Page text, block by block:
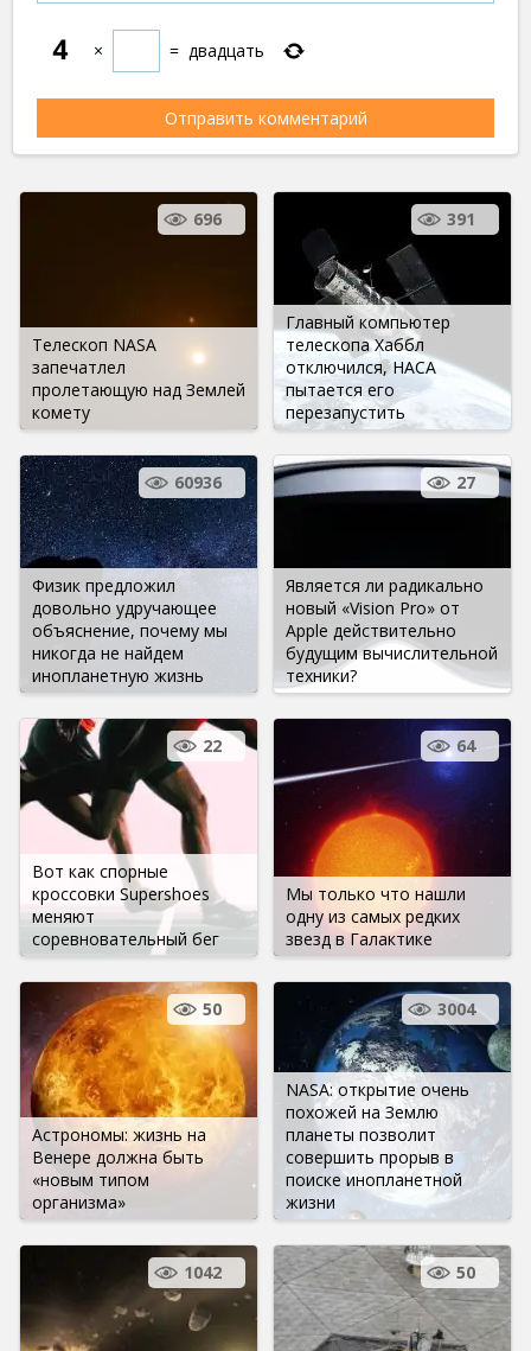
× = двадцать
Телескоп NASA
запечатлел
пролетающую над Землей
комету
696
Главный компьютер
телескопа Хаббл
отключился, НАСА
пытается его
перезапустить
391
Физик предложил
довольно удручающее
объяснение, почему мы
никогда не найдем
инопланетную жизнь
60936
Является ли радикально
новый «Vision Pro» от
Apple действительно
будущим вычислительной
техники?
27
Вот как спорные
кроссовки Supershoes
меняют
соревновательный бег
22
Мы только что нашли
одну из самых редких
звезд в Галактике
64
Астрономы: жизнь на
Венере должна быть
«новым типом
организма»
50
NASA: открытие очень
похожей на Землю
планеты позволит
совершить прорыв в
поиске инопланетной
жизни
3004
1042 50